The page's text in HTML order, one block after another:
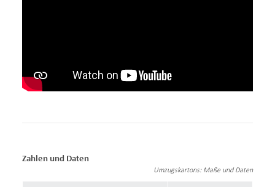
Zahlen und Daten
Umzugskartons: Maße und Daten